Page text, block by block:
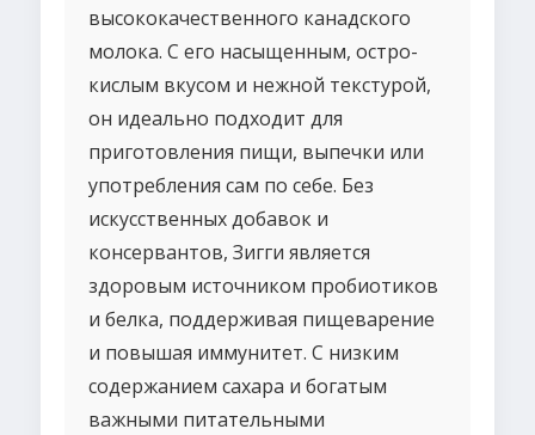
высококачественного канадского
молока. С его насыщенным, остро-
кислым вкусом и нежной текстурой,
он идеально подходит для
приготовления пищи, выпечки или
употребления сам по себе. Без
искусственных добавок и
консервантов, Зигги является
здоровым источником пробиотиков
и белка, поддерживая пищеварение
и повышая иммунитет. С низким
содержанием сахара и богатым
важными питательными